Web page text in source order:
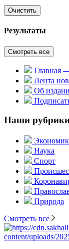
Очистить
Результаты
Смотреть все
Главная
Лента
Об
Наши
Наука
Спорт
Природа
Смотреть все